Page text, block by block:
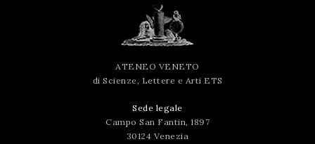
ATENEO VENETO
di Scienze, Lettere e Arti ETS
Sede legale
Campo San Fantin, 1897
30124 Venezia